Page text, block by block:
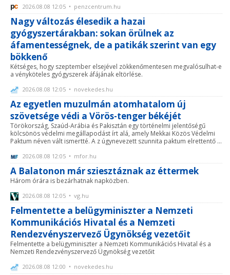
2026.08.08 12:05 • penzcentrum.hu
Nagy változás élesedik a hazai
gyógyszertárakban: sokan örülnek az
áfamentességnek, de a patikák szerint van egy
bökkenő
Kétséges, hogy szeptember elsejével zökkenőmentesen megvalósulhat-e
a vényköteles gyógyszerek áfájának eltörlése.
2026.08.08 12:05 • novekedes.hu
Az egyetlen muzulmán atomhatalom új
szövetsége védi a Vörös-tenger békéjét
Törökország, Szaúd-Arábia és Pakisztán egy történelmi jelentőségű
kölcsönös védelmi megállapodást írt alá, amely Mekkai Közös Védelmi
Paktum néven vált ismertté. A z úgynevezett szunnita paktum elrettentő ...
2026.08.08 12:05 • mfor.hu
A Balatonon már sziesztáznak az éttermek
Három órára is bezárhatnak napközben.
2026.08.08 12:05 • vg.hu
Felmentette a belügyminiszter a Nemzeti
Kommunikációs Hivatal és a Nemzeti
Rendezvényszervező Ügynökség vezetőit
Felmentette a belügyminiszter a Nemzeti Kommunikációs Hivatal és a
Nemzeti Rendezvényszervező Ügynökség vezetőit
2026.08.08 12:00 • novekedes.hu